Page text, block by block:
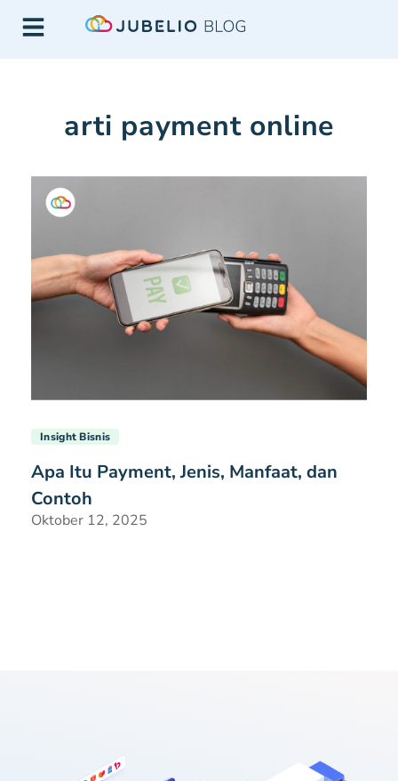
arti payment online
Insight Bisnis
Apa Itu Payment, Jenis, Manfaat, dan
Contoh
Oktober 12, 2025